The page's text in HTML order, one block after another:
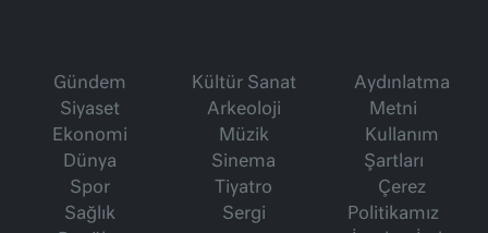
Gündem
Siyaset
Ekonomi
Dünya
Spor
Sağlık
Kültür Sanat
Arkeoloji
Müzik
Sinema
Tiyatro
Sergi
Aydınlatma
Metni
Kullanım
Şartları
Çerez
Politikamız